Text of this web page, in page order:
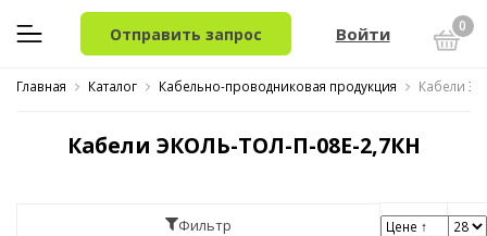
Отправить запрос Войти 0
Главная Каталог Кабельно-проводниковая продукция Кабели
Кабели ЭКОЛЬ-ТОЛ-П-08Е-2,7КН
Фильтр